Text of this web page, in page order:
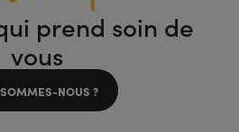
prend soin de
vous
NOUS ?